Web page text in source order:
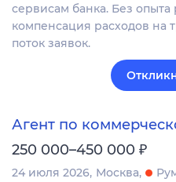
сервисам банка. Без
компенсация расходов на
поток заявок.
Агент по
250 000–450 000 ₽
24 июля 2026 Москва